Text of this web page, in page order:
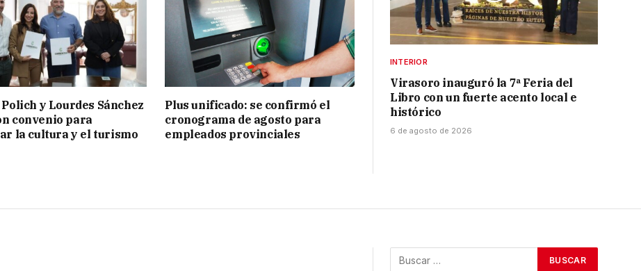
y Lourdes Sánchez
convenio para
la cultura y el turismo
Plus unificado: se confirmó el
cronograma de agosto para
empleados provinciales
INTERIOR
Virasoro inauguró la 7ª Feria del
Libro con un fuerte acento local e
histórico
6 de agosto de 2026